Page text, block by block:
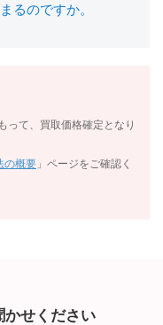
るのですか。
って、買取価格確定となり
の概要 」ページをご確認く
かせください